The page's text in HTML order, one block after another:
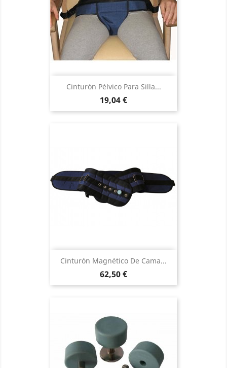
Cinturón Pélvico Para Silla...
Precio
19,04 €
Cinturón Magnético De Cama...
Precio
62,50 €